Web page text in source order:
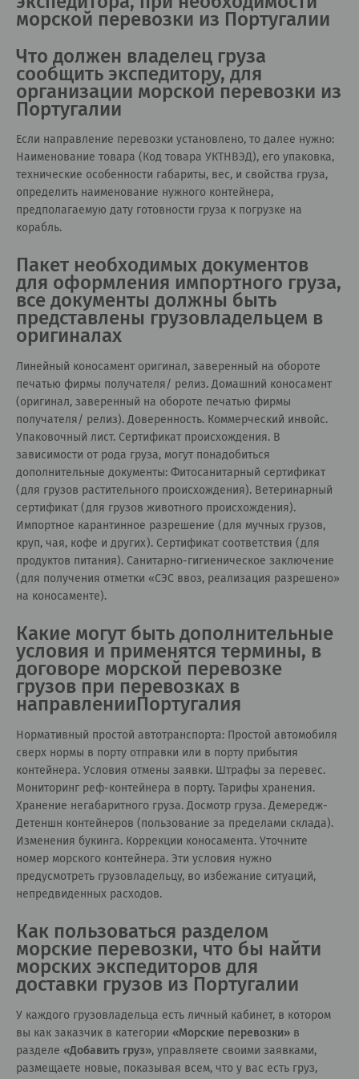
морской перевозки из Португалии
Что должен владелец груза
сообщить экспедитору, для
организации морской перевозки из
Португалии
Если направление перевозки установлено, то далее нужно:
Наименование товара (Код товара УКТНВЭД), его упаковка,
технические особенности габариты, вес, и свойства груза,
определить наименование нужного контейнера,
предполагаемую дату готовности груза к погрузке на
корабль.
Пакет необходимых документов
для оформления импортного груза,
все документы должны быть
представлены грузовладельцем в
оригиналах
Линейный коносамент оригинал, заверенный на обороте
печатью фирмы получателя/ релиз. Домашний коносамент
(оригинал, заверенный на обороте печатью фирмы
получателя/ релиз). Доверенность. Коммерческий инвойс.
Упаковочный лист. Сертификат происхождения. В
зависимости от рода груза, могут понадобиться
дополнительные документы: Фитосанитарный сертификат
(для грузов растительного происхождения). Ветеринарный
сертификат (для грузов животного происхождения).
Импортное карантинное разрешение (для мучных грузов,
круп, чая, кофе и других). Сертификат соответствия (для
продуктов питания). Санитарно-гигиеническое заключение
(для получения отметки «СЭС ввоз, реализация разрешено»
на коносаменте).
Какие могут быть дополнительные
условия и применятся термины, в
договоре морской перевозке
грузов при перевозках в
направленииПортугалия
Нормативный простой автотранспорта: Простой автомобиля
сверх нормы в порту отправки или в порту прибытия
контейнера. Условия отмены заявки. Штрафы за перевес.
Мониторинг реф-контейнера в порту. Тарифы хранения.
Хранение негабаритного груза. Досмотр груза. Демередж-
Детеншн контейнеров (пользование за пределами склада).
Изменения букинга. Коррекции коносамента. Уточните
номер морского контейнера. Эти условия нужно
предусмотреть грузовладельцу, во избежание ситуаций,
непредвиденных расходов.
Как пользоваться разделом
морские перевозки, что бы найти
морских экспедиторов для
доставки грузов из Португалии
У каждого грузовладельца есть личный кабинет, в котором
вы как заказчик в категории «Морские перевозки» в
разделе «Добавить груз», управляете своими заявками,
размещаете новые, показывая всем, что у вас есть груз,